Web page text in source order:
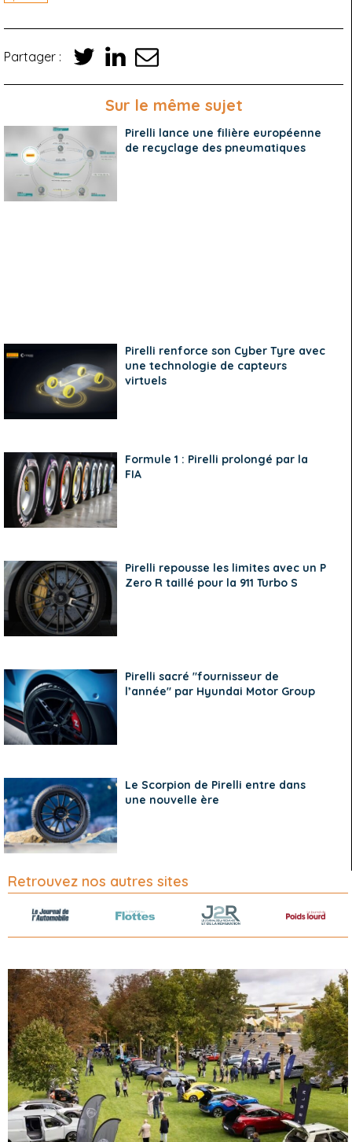
Partager :
Sur le même sujet
Pirelli lance une filière européenne
de recyclage des pneumatiques
Pirelli renforce son Cyber Tyre avec
une technologie de capteurs
virtuels
Formule 1 : Pirelli prolongé par la
FIA
Pirelli repousse les limites avec un P
Zero R taillé pour la 911 Turbo S
Pirelli sacré "fournisseur de
l’année" par Hyundai Motor Group
Le Scorpion de Pirelli entre dans
une nouvelle ère
Retrouvez nos autres sites